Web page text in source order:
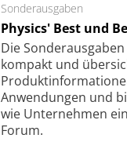
Sonderausgaben
Physics' Best und
Die
kompakt und
Anwendungen und
wie Unternehmen
Forum.